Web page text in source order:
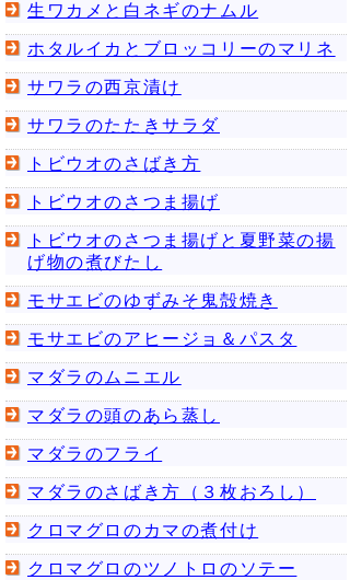
生ワカメと白ネギのナムル
ホタルイカとブロッコリーのマリネ
サワラの西京漬け
サワラのたたきサラダ
トビウオのさばき方
トビウオのさつま揚げ
トビウオのさつま揚げと夏野菜の揚
げ物の煮びたし
モサエビのゆずみそ鬼殻焼き
モサエビのアヒージョ＆パスタ
マダラのムニエル
マダラの頭のあら蒸し
マダラのフライ
マダラのさばき方（３枚おろし）
クロマグロのカマの煮付け
クロマグロのツノトロのソテー